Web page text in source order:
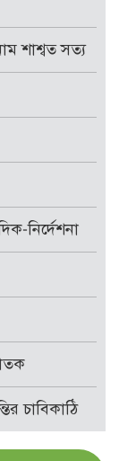
শাশ্বত সত্য
নির্দেশনা
চাবিকাঠি